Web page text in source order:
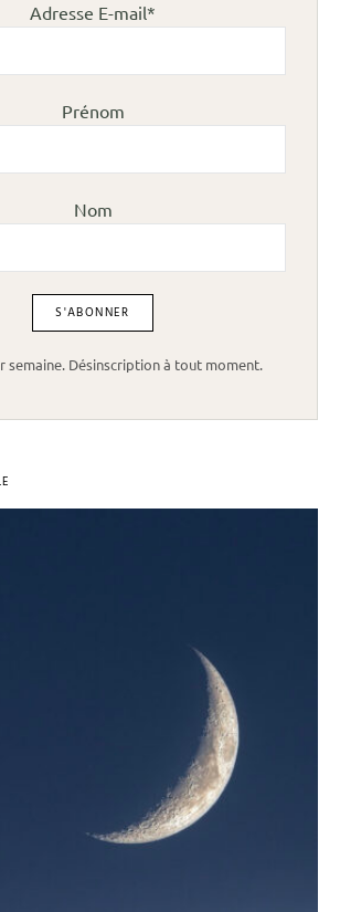
Adresse E-mail*
Prénom
Nom
semaine. Désinscription à tout moment.